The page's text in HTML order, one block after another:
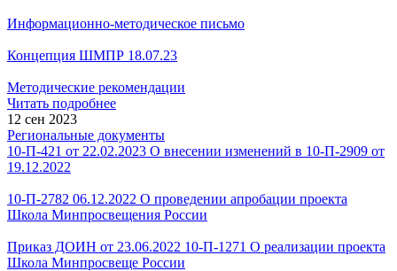
Информационно-методическое письмо
Концепция ШМПР 18.07.23
Методические рекомендации
Читать подробнее
12 сен 2023
Региональные документы
10-П-421 от 22.02.2023 О внесении изменений в 10-П-2909 от
19.12.2022
10-П-2782 06.12.2022 О проведении апробации проекта
Школа Минпросвещения России
Приказ ДОИН от 23.06.2022 10-П-1271 О реализации проекта
Школа Минпросвеще России